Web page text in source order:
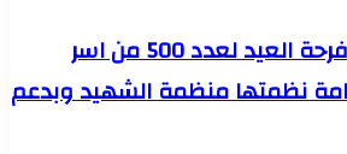
فريني يشهد توزيع فرحة العيد لعدد 500 من اسر
نظمتها منظمة الشهيد وبدعم